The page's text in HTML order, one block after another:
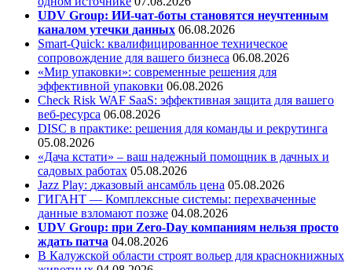
UDV Group: ИИ-чат-боты становятся неучтенным
каналом утечки данных 06.08.2026
Smart-Quick: квалифицированное техническое
сопровождение для вашего бизнеса 06.08.2026
«Мир упаковки»: современные решения для
эффективной упаковки 06.08.2026
Check Risk WAF SaaS: эффективная защита для вашего
веб-ресурса 06.08.2026
DISC в практике: решения для команды и рекрутинга
05.08.2026
«Дача кстати» – ваш надежный помощник в дачных и
садовых работах 05.08.2026
Jazz Play: джазовый ансамбль цена 05.08.2026
ГИГАНТ — Комплексные системы: перехваченные
данные взломают позже 04.08.2026
UDV Group: при Zero-Day компаниям нельзя просто
ждать патча 04.08.2026
В Калужской области строят вольер для краснокнижных